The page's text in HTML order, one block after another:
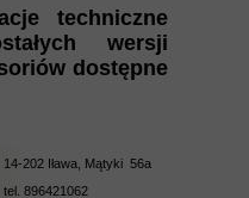
techniczne
wersji
dostępne
14-202 Iława, Mątyki 56a
tel. 896421062